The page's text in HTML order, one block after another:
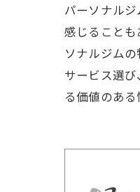
パーソナル
感じること
ソナルジム
サービス選
る価値のある